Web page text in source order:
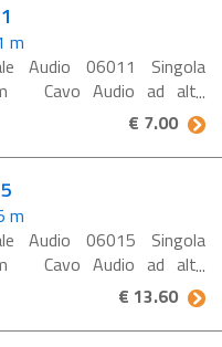
m
Audio 06011 Singola
Cavo Audio ad alta
sistemi Hi-FI Singola
€ 7.00
m
Audio 06015 Singola
Cavo Audio ad alta
sistemi Hi-Fi Singola
€ 13.60